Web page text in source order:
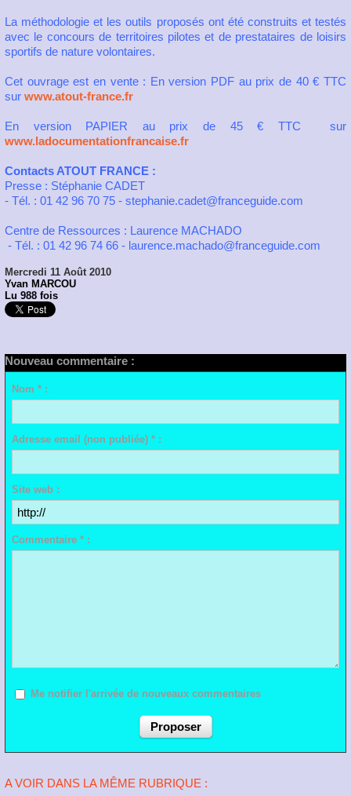
La méthodologie et les outils proposés ont été construits et testés
avec le concours de territoires pilotes et de prestataires de loisirs
sportifs de nature volontaires.
Cet ouvrage est en vente : En version PDF au prix de 40 € TTC
sur www.atout-france.fr
En version PAPIER au prix de 45 € TTC sur
www.ladocumentationfrancaise.fr
Contacts ATOUT FRANCE :
Presse : Stéphanie CADET
- Tél. : 01 42 96 70 75 - stephanie.cadet@franceguide.com
Centre de Ressources : Laurence MACHADO
- Tél. : 01 42 96 74 66 - laurence.machado@franceguide.com
Mercredi 11 Août 2010
Yvan MARCOU
Lu 988 fois
Nouveau commentaire :
Nom * :
Adresse email (non publiée) * :
Site web :
Commentaire * :
Me notifier l'arrivée de nouveaux commentaires
A VOIR DANS LA MÊME RUBRIQUE :